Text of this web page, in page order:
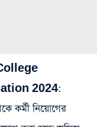
2024:
কর্মী নিয়োগের